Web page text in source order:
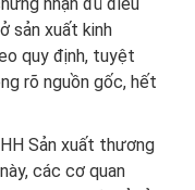
sản xuất kinh
quy định, tuyệt
rõ nguồn gốc, hết
Sản xuất thương
các cơ quan